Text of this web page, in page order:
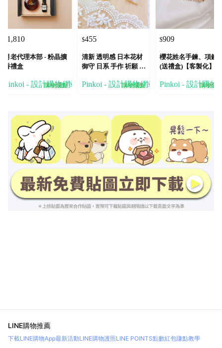
1,810
月老代理本部 - 粉晶擴
香禮盒
Pinkoi - 設計購物網站
購物賺點
$455
清新 透明感 日本花材
御守 日系 手作 祈願 少
Pinkoi - 設計購物網站
購物賺點
$909
櫻花姓名手鍊、項鍊
(送禮盒)【客製化】
Pinkoi - 設計購物
購物賺
LINE購物推薦
下載LINE購物App最新活動LINE購物護照LINE POINTS點數紅包賺點教學